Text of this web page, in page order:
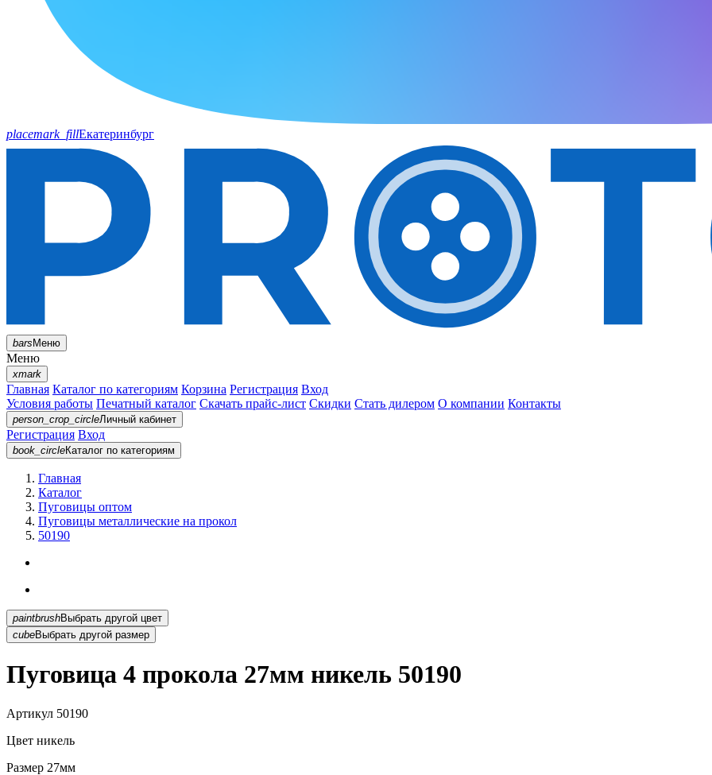
placemark_fillЕкатеринбург
barsМеню
Меню
xmark
Главная Каталог по категориям Корзина Регистрация Вход
Условия работы Печатный каталог Скачать прайс-лист Скидки Стать дилером О компании Контакты
person_crop_circleЛичный кабинет
Регистрация Вход
book_circleКаталог по категориям
Главная
Каталог
Пуговицы оптом
Пуговицы металлические на прокол
50190
paintbrush
Выбрать другой цвет
cubeВыбрать другой размер
Пуговица 4 прокола 27мм никель 50190
Артикул 50190
Цвет никель
Размер 27мм